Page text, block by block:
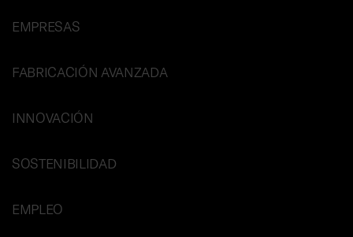
EMPRESAS
FABRICACIÓN AVANZADA
INNOVACIÓN
SOSTENIBILIDAD
EMPLEO